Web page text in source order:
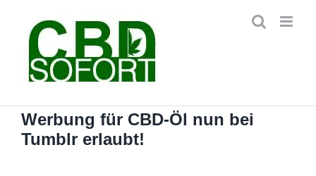
springen
Werbung für CBD-Öl nun bei
Tumblr erlaubt!